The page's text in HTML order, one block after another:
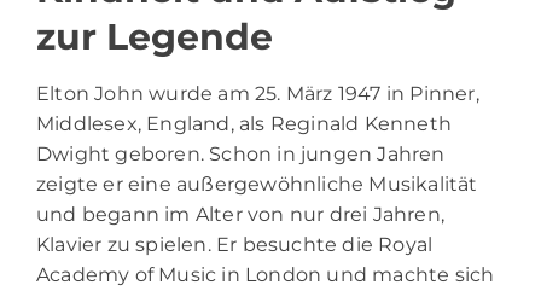
zur Legende
Elton John wurde am 25. März 1947 in Pinner,
Middlesex, England, als Reginald Kenneth
Dwight geboren. Schon in jungen Jahren
zeigte er eine außergewöhnliche Musikalität
und begann im Alter von nur drei Jahren,
Klavier zu spielen. Er besuchte die Royal
Academy of Music in London und machte sich